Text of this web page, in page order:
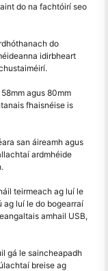
do na fachtóirí seo
do
idirbheart
agus 80mm
fhaisnéise is
san áireamh agus
ardmhéide
teirmeach ag luí le
ag luí le do bogearraí
amhail USB,
gá le saincheapadh
breise ag